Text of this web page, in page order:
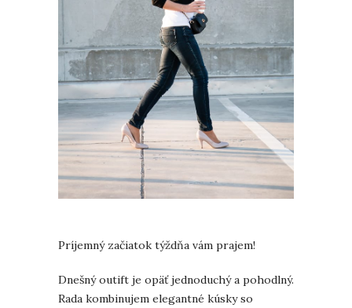
Príjemný začiatok týždňa vám prajem!
Dnešný outift je opäť jednoduchý a pohodlný.
Rada kombinujem elegantné kúsky so